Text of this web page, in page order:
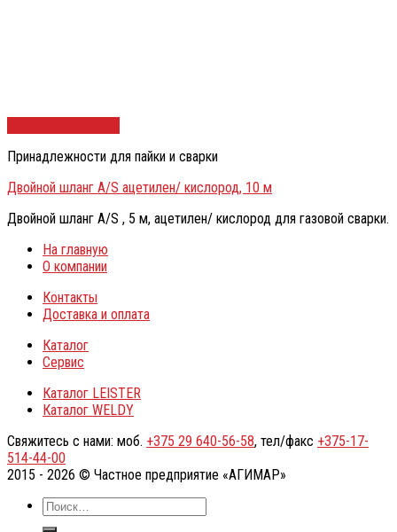
Принадлежности для пайки и сварки
Двойной шланг A/S ацетилен/ кислород, 10 м
Двойной шланг A/S , 5 м, ацетилен/ кислород для газовой сварки.
На главную
О компании
Контакты
Доставка и оплата
Каталог
Сервис
Каталог LEISTER
Каталог WELDY
Свяжитесь с нами: моб. +375 29 640-56-58, тел/факс +375-17-
514-44-00
2015 - 2026 © Частное предприятие «АГИМАР»